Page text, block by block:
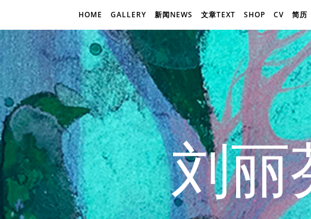
HOME GALLERY 新闻NEWS 文章TEXT SHOP CV 简历
刘丽